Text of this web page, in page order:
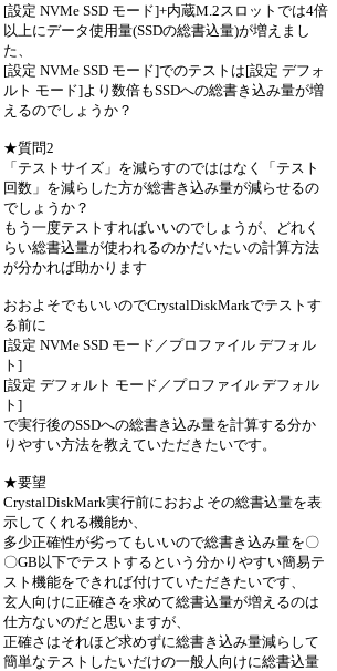
[設定 NVMe SSD モード]+内蔵M.2スロットでは4倍
以上にデータ使用量(SSDの総書込量)が増えまし
た、
[設定 NVMe SSD モード]でのテストは[設定 デフォ
ルト モード]より数倍もSSDへの総書き込み量が増
えるのでしょうか？
★質問2
「テストサイズ」を減らすのでははなく「テスト
回数」を減らした方が総書き込み量が減らせるの
でしょうか？
もう一度テストすればいいのでしょうが、どれく
らい総書込量が使われるのかだいたいの計算方法
が分かれば助かります
おおよそでもいいのでCrystalDiskMarkでテストす
る前に
[設定 NVMe SSD モード／プロファイル デフォル
ト]
[設定 デフォルト モード／プロファイル デフォル
ト]
で実行後のSSDへの総書き込み量を計算する分か
りやすい方法を教えていただきたいです。
★要望
CrystalDiskMark実行前におおよその総書込量を表
示してくれる機能か、
多少正確性が劣ってもいいので総書き込み量を〇
〇GB以下でテストするという分かりやすい簡易テ
スト機能をできれば付けていただきたいです、
玄人向けに正確さを求めて総書込量が増えるのは
仕方ないのだと思いますが、
正確さはそれほど求めずに総書き込み量減らして
簡単なテストしたいだけの一般人向けに総書込量